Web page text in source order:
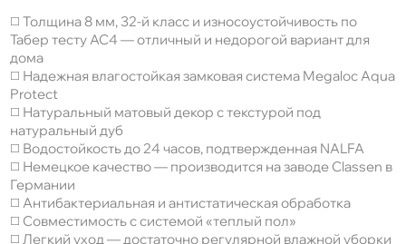
◻️ Толщина 8 мм, 32-й класс и износоустойчивость по
Табер тесту AC4 — отличный и недорогой вариант для
дома
◻️ Надежная влагостойкая замковая система Megaloc Aqua
Protect
◻️ Натуральный матовый декор с текстурой под
натуральный дуб
◻️ Водостойкость до 24 часов, подтвержденная NALFA
◻️ Немецкое качество — производится на заводе Classen в
Германии
◻️ Антибактериальная и антистатическая обработка
◻️ Совместимость с системой «теплый пол»
◻️ Легкий уход — достаточно регулярной влажной уборки